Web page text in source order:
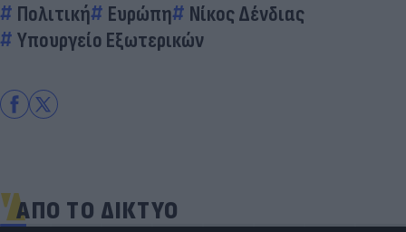
Πολιτική Ευρώπη
Νίκος Δένδιας
Υπουργείο Εξωτερικών
ΑΠΟ ΤΟ ΔΙΚΤΥΟ